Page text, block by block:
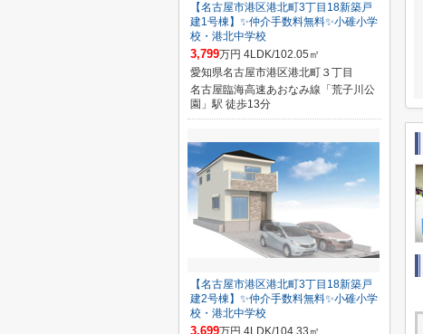
【名古屋市港区港北町3丁目18新築戸
建1号棟】✨️仲介手数料無料✨️小碓小学
校・港北中学校
3,799万円 4LDK/102.05㎡
愛知県名古屋市港区港北町３丁目
名古屋臨海高速あおなみ線「荒子川公
園」駅 徒歩13分
【名古屋市港区港北町3丁目18新築戸
建2号棟】✨️仲介手数料無料✨️小碓小学
校・港北中学校
3,699万円 4LDK/104.33㎡